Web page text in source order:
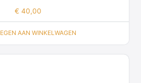
€ 40,00
AAN WINKELWAGEN